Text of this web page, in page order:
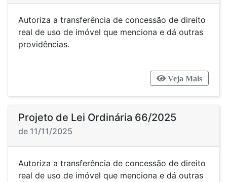
Autoriza a transferência de concessão de direito
real de uso de imóvel que menciona e dá outras
providências.
Veja Mais
Projeto de Lei Ordinária 66/2025
de 11/11/2025
Autoriza a transferência de concessão de direito
real de uso de imóvel que menciona e dá outras